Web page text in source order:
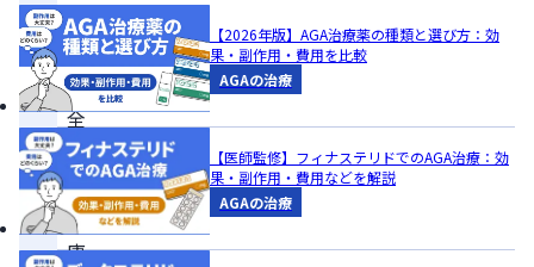
環
境
や
全
身
の
健
康
【2026年版】AGA治療薬の種類と選び方：効
果・副作用・費用を比較
AGAの治療
【医師監修】フィナステリドでのAGA治療：効
果・副作用・費用などを解説
AGAの治療